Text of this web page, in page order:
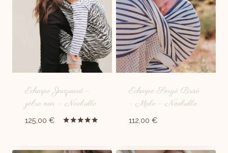
Echarpe Jacquard –
zèbre noir – Neobulle
125,00 €
Echarpe Sergé Brisé
– Malo – Neobulle
112,00 €